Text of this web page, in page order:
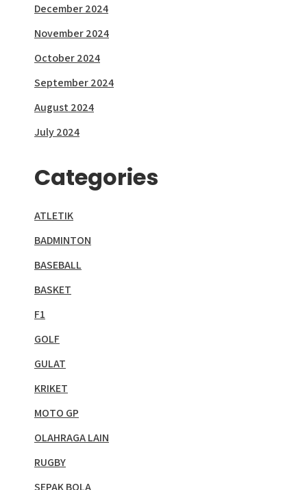
December 2024
November 2024
October 2024
September 2024
August 2024
July 2024
Categories
ATLETIK
BADMINTON
BASEBALL
BASKET
F1
GOLF
GULAT
KRIKET
MOTO GP
OLAHRAGA LAIN
RUGBY
SEPAK BOLA